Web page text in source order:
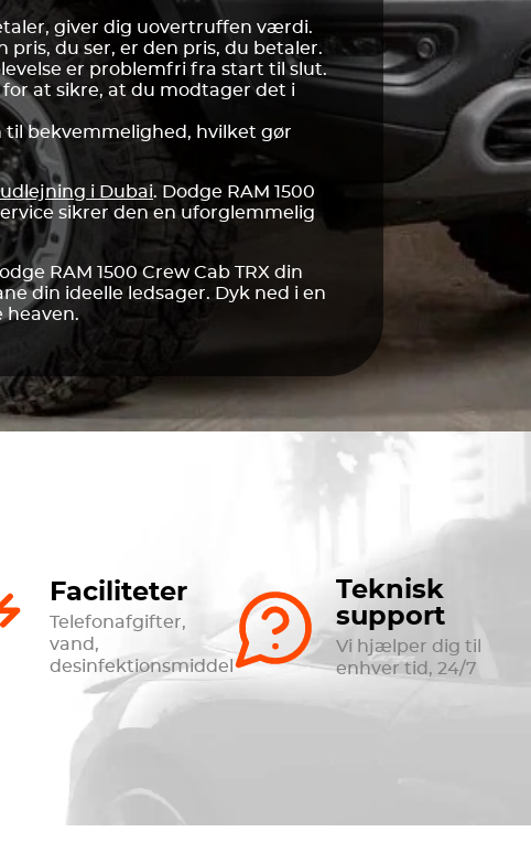
giver dig uovertruffen værdi.
du ser, er den pris, du betaler.
er problemfri fra start til slut.
at sikre, at du modtager det i
bekvemmelighed, hvilket gør
i Dubai. Dodge RAM 1500
sikrer den en uforglemmelig
RAM 1500 Crew Cab TRX din
din ideelle ledsager. Dyk ned i en
heaven.
Faciliteter
Telefonafgifter,
vand,
desinfektionsmiddel
Teknisk
support
Vi hjælper dig til
enhver tid, 24/7